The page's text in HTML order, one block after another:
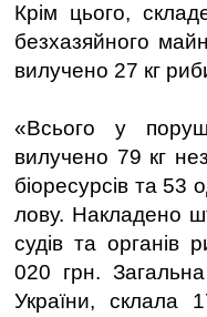
Крім цього,
безхазяйного
вилучено 27 кг
«Всього у
вилучено 79 кг
біоресурсів та 53
лову. Накладено
судів та органів
020 грн.
України, склала